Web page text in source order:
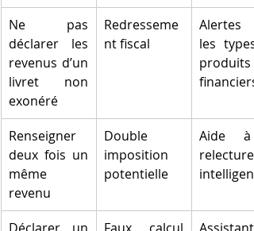
Ne pas
déclarer les
revenus d’un
livret non
exonéré
Redresseme
nt fiscal
Alertes
les
produits
financiers
Renseigner
deux fois un
même
revenu
Double
imposition
potentielle
Aide à
relecture